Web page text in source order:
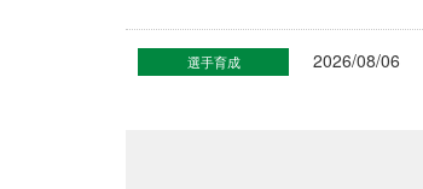
選手育成 2026/08/06